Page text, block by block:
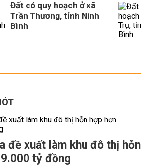
Đất có quy hoạch ở xã
Trần Thương, tỉnh Ninh
Bình
đề xuất làm khu đô thị hỗn
tỷ đồng